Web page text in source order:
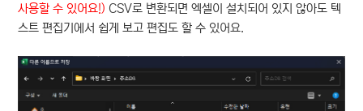
사용할 수 있어요!) CSV로 변환되면 엑셀이 설치되어 있지 않아도 텍
스트 편집기에서 쉽게 보고 편집도 할 수 있어요.